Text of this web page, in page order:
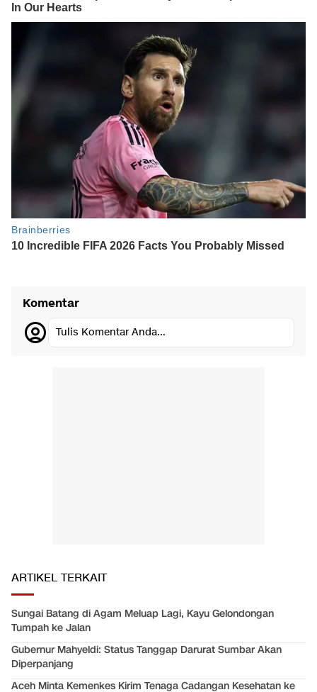
Komentar
Tulis Komentar Anda...
ARTIKEL TERKAIT
Sungai Batang di Agam Meluap Lagi, Kayu Gelondongan
Tumpah ke Jalan
Gubernur Mahyeldi: Status Tanggap Darurat Sumbar Akan
Diperpanjang
Aceh Minta Kemenkes Kirim Tenaga Cadangan Kesehatan ke